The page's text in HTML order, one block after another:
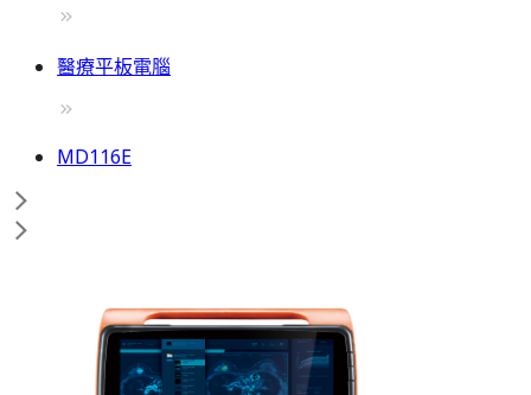
醫療平板電腦
MD116E